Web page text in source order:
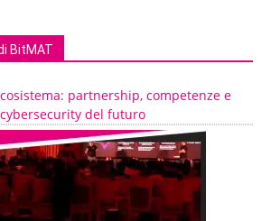
BitMAT
partnership, competenze e
del futuro